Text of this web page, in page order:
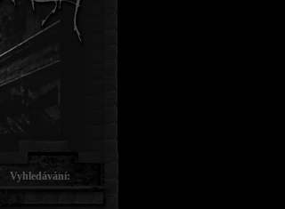
Vyhledávání: